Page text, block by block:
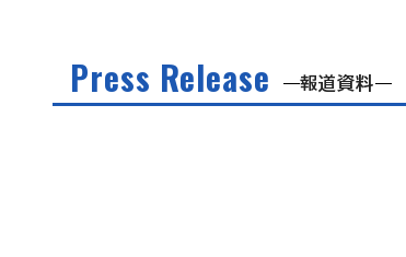
Press Release 報道資料